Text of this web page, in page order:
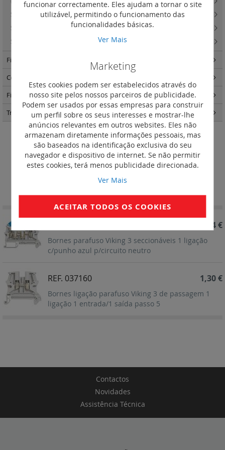
Com punho azul para circuito de
neutro
Bornes parafuso Viking 3 seccionáveis 1 ligação
c/punho azul p/circuito neutro
5,34 €
REF. 037160
Bornes ligação parafuso Viking 3 de passagem 1
ligação 1 entrada/1 saída passo 5
1,30 €
Sistema de marcação CAB3 para condutores(133)
Sistema de identificação Duplix(74)
Starfix - Ponteiras de cablagem(34)
Fixação e circulação da cablagem
Comando e sinalização
Fichas e tomadas industriais(164)
Transformadores(3)
Contactos
Novidades
Assistência Técnica
funcionar correctamente. Eles ajudam a tornar o site
utilizável, permitindo o funcionamento das
funcionalidades básicas.
Ver Mais
Marketing
Estes cookies podem ser estabelecidos através do
nosso site pelos nossos parceiros de publicidade.
Podem ser usados por essas empresas para construir
um perfil sobre os seus interesses e mostrar-lhe
anúncios relevantes em outros websites. Eles não
armazenam diretamente informações pessoais, mas
são baseados na identificação exclusiva do seu
navegador e dispositivo de internet. Se não permitir
estes cookies, terá menos publicidade direcionada.
Ver Mais
ACEITAR TODOS OS COOKIES